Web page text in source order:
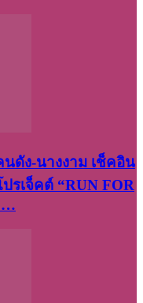
ดัง-นางงาม เช็คอิน
รเจ็คต์ “RUN FOR